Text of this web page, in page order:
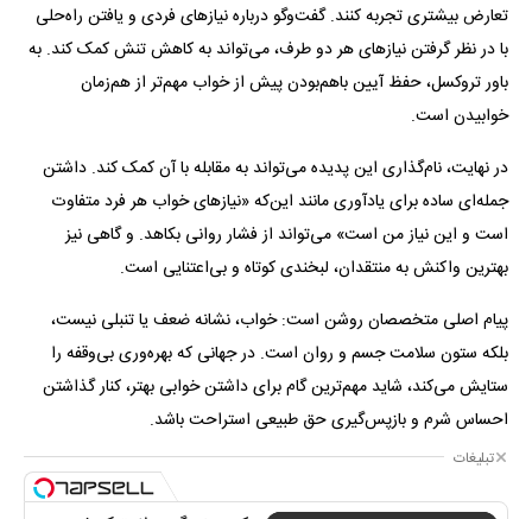
تعارض بیشتری تجربه کنند. گفت‌وگو درباره نیازهای فردی و یافتن راه‌حلی
با در نظر گرفتن نیازهای هر دو طرف، می‌تواند به کاهش تنش کمک کند. به
باور تروکسل، حفظ آیین باهم‌بودن پیش از خواب مهم‌تر از هم‌زمان
خوابیدن است.
در نهایت، نام‌گذاری این پدیده می‌تواند به مقابله با آن کمک کند. داشتن
جمله‌ای ساده برای یادآوری مانند این‌که «نیازهای خواب هر فرد متفاوت
است و این نیاز من است» می‌تواند از فشار روانی بکاهد. و گاهی نیز
بهترین واکنش به منتقدان، لبخندی کوتاه و بی‌اعتنایی است.
پیام اصلی متخصصان روشن است: خواب، نشانه ضعف یا تنبلی نیست،
بلکه ستون سلامت جسم و روان است. در جهانی که بهره‌وری بی‌وقفه را
ستایش می‌کند، شاید مهم‌ترین گام برای داشتن خوابی بهتر، کنار گذاشتن
احساس شرم و بازپس‌گیری حق طبیعی استراحت باشد.
تبلیغات